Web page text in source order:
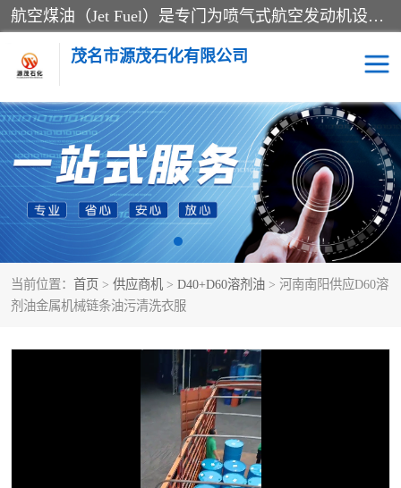
航空煤油（Jet Fuel）是专门为喷气式航空发动机设计的高纯度燃料，主要分为Jet A、Jet A-1和Jet B等类型。其特点是闪点高、低温流动性好，并添加了抗静电剂和抗氧化剂以确保飞行安全。航空煤油需
茂名市源茂石化有限公司
当前位置： 首页 > 供应商机 > D40+D60溶剂油 > 河南南阳供应D60溶
剂油金属机械链条油污清洗衣服
RP3航空煤油 D20+D30溶剂油
D40+D60溶剂油 D80+D100溶剂油
6号+120号溶剂油 260号溶剂油
异构烷烃 天然乳胶
46+68号化妆级白油